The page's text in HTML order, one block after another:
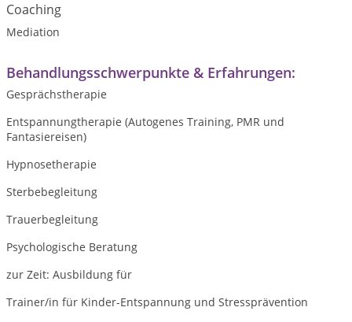
Coaching
Mediation
Behandlungsschwerpunkte & Erfahrungen:
Gesprächstherapie
Entspannungtherapie (Autogenes Training, PMR und
Fantasiereisen)
Hypnosetherapie
Sterbebegleitung
Trauerbegleitung
Psychologische Beratung
zur Zeit: Ausbildung für
Trainer/in für Kinder-Entspannung und Stressprävention